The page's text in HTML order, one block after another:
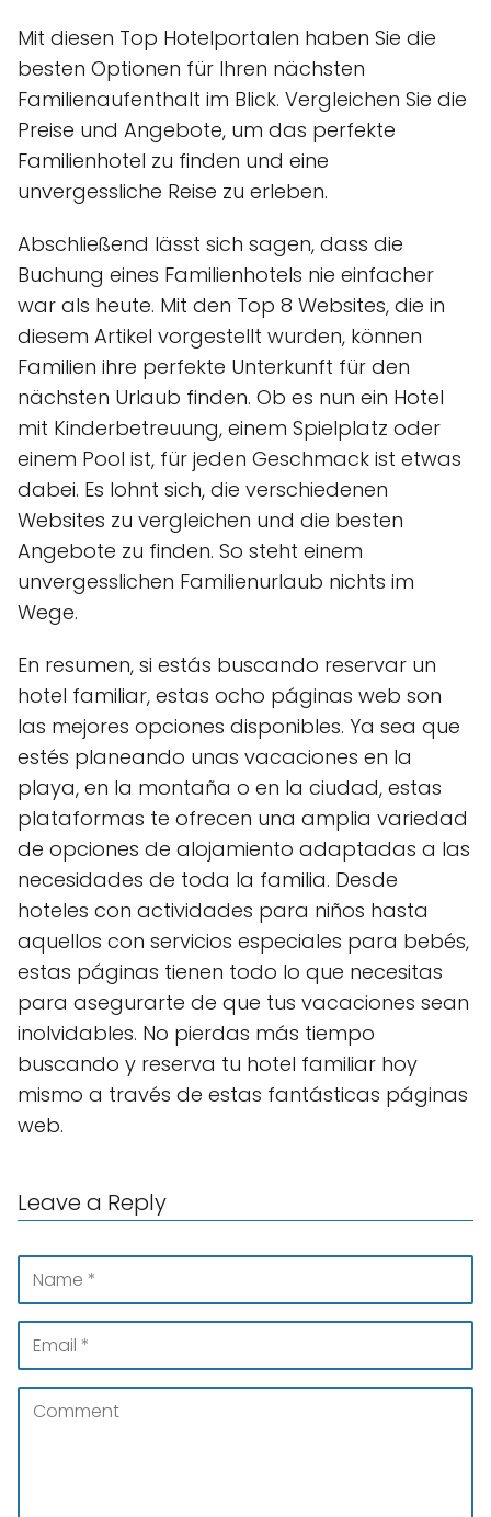
Mit diesen Top Hotelportalen haben Sie die
besten Optionen für Ihren nächsten
Familienaufenthalt im Blick. Vergleichen Sie die
Preise und Angebote, um das perfekte
Familienhotel zu finden und eine
unvergessliche Reise zu erleben.
Abschließend lässt sich sagen, dass die
Buchung eines Familienhotels nie einfacher
war als heute. Mit den Top 8 Websites, die in
diesem Artikel vorgestellt wurden, können
Familien ihre perfekte Unterkunft für den
nächsten Urlaub finden. Ob es nun ein Hotel
mit Kinderbetreuung, einem Spielplatz oder
einem Pool ist, für jeden Geschmack ist etwas
dabei. Es lohnt sich, die verschiedenen
Websites zu vergleichen und die besten
Angebote zu finden. So steht einem
unvergesslichen Familienurlaub nichts im
Wege.
En resumen, si estás buscando reservar un
hotel familiar, estas ocho páginas web son
las mejores opciones disponibles. Ya sea que
estés planeando unas vacaciones en la
playa, en la montaña o en la ciudad, estas
plataformas te ofrecen una amplia variedad
de opciones de alojamiento adaptadas a las
necesidades de toda la familia. Desde
hoteles con actividades para niños hasta
aquellos con servicios especiales para bebés,
estas páginas tienen todo lo que necesitas
para asegurarte de que tus vacaciones sean
inolvidables. No pierdas más tiempo
buscando y reserva tu hotel familiar hoy
mismo a través de estas fantásticas páginas
web.
Leave a Reply